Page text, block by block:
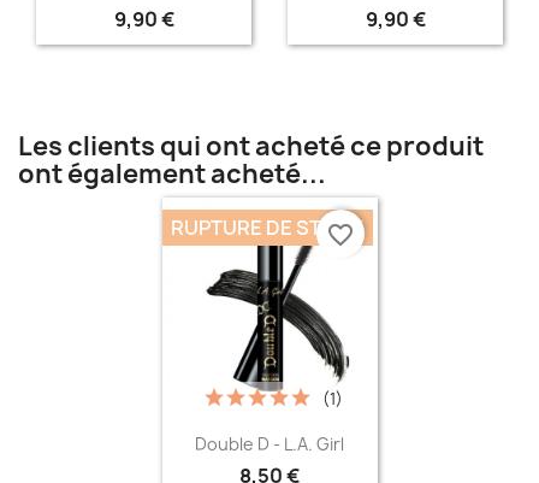
9,90 € 9,90 €
Les clients qui ont acheté ce produit
ont également acheté...
Aperçu rapide
Double D - L.A. Girl
8,50 €
(1)
RUPTURE DE STOCK
favorite_border